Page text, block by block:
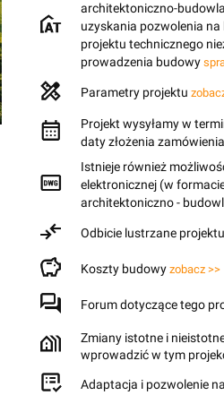
architektoniczno-
uzyskania pozwolenia
projektu technicznego
prowadzenia budowy
Parametry projektu
Projekt wysyłamy w
daty złożenia zamówienia
Istnieje również
elektronicznej (w
architektoniczno -
Odbicie lustrzane projektu
Koszty budowy zobacz >>
Forum dotyczące tego
Zmiany istotne i
wprowadzić w tym
Adaptacja i pozwolenie